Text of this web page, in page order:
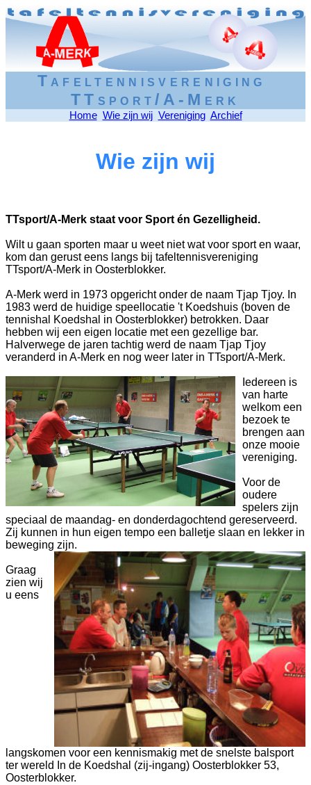
Tafeltennisvereniging
TTsport/A-Merk
Home Wie zijn wij Vereniging Archief
Wie zijn wij
TTsport/A-Merk staat voor Sport én Gezelligheid.
Wilt u gaan sporten maar u weet niet wat voor sport en waar,
kom dan gerust eens langs bij tafeltennisvereniging
TTsport/A-Merk in Oosterblokker.
A-Merk werd in 1973 opgericht onder de naam Tjap Tjoy. In
1983 werd de huidige speellocatie 't Koedshuis (boven de
tennishal Koedshal in Oosterblokker) betrokken. Daar
hebben wij een eigen locatie met een gezellige bar.
Halverwege de jaren tachtig werd de naam Tjap Tjoy
veranderd in A-Merk en nog weer later in TTsport/A-Merk.
Iedereen is
van harte
welkom een
bezoek te
brengen aan
onze mooie
vereniging.
Voor de
oudere
spelers zijn
speciaal de maandag- en donderdagochtend gereserveerd.
Zij kunnen in hun eigen tempo een balletje slaan en lekker in
beweging zijn.
Graag
zien wij
u eens
langskomen voor een kennismakig met de snelste balsport
ter wereld In de Koedshal (zij-ingang) Oosterblokker 53,
Oosterblokker.